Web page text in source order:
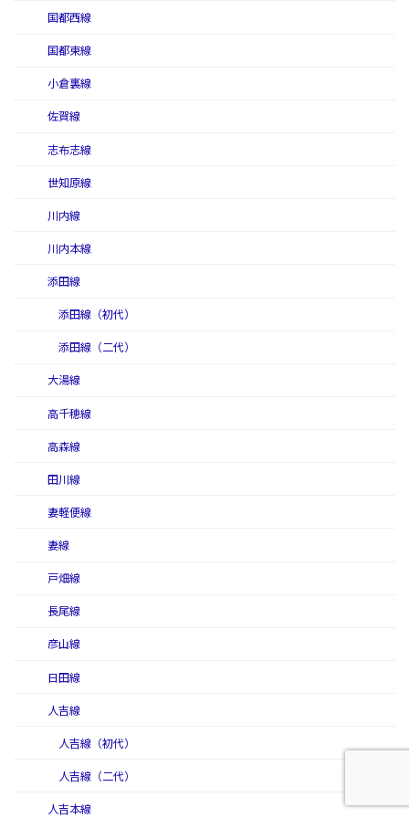
国都西線
国都東線
小倉裏線
佐賀線
志布志線
世知原線
川内線
川内本線
添田線
添田線（初代）
添田線（二代）
大湯線
高千穂線
高森線
田川線
妻軽便線
妻線
戸畑線
長尾線
彦山線
日田線
人吉線
人吉線（初代）
人吉線（二代）
人吉本線